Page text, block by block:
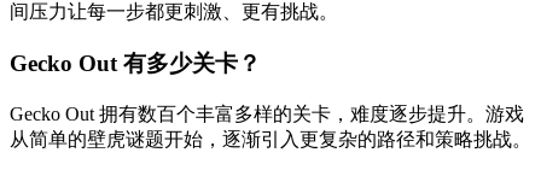
间压力让每一步都更刺激、更有挑战。
Gecko Out 有多少关卡？
Gecko Out 拥有数百个丰富多样的关卡，难度逐步提升。游戏
从简单的壁虎谜题开始，逐渐引入更复杂的路径和策略挑战。